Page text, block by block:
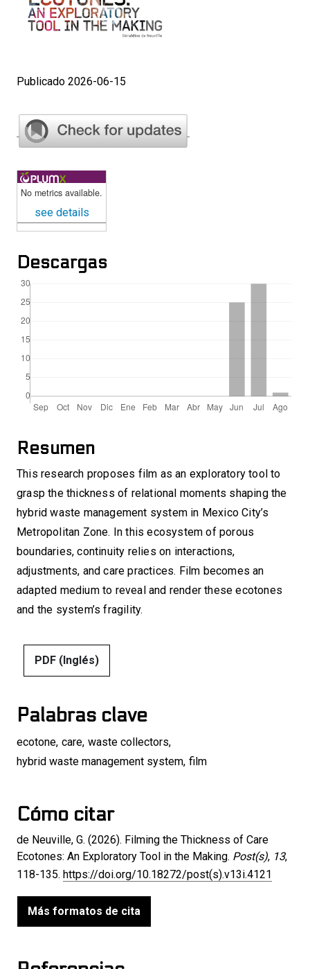
Publicado 2026-06-15
Palabras clave
ecotone, care, waste collectors,
hybrid waste management system, film
No metrics available.
see details
Descargas
Cómo citar
de Neuville, G. (2026). Filming the Thickness of Care
Ecotones: An Exploratory Tool in the Making. Post(s), 13,
118-135. https://doi.org/10.18272/post(s).v13i.4121
Más formatos de cita
Resumen
This research proposes film as an exploratory tool to
grasp the thickness of relational moments shaping the
hybrid waste management system in Mexico City’s
Metropolitan Zone. In this ecosystem of porous
boundaries, continuity relies on interactions,
adjustments, and care practices. Film becomes an
adapted medium to reveal and render these ecotones
and the system’s fragility.
PDF (Inglés)